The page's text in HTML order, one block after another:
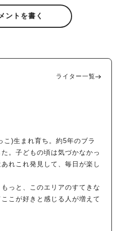
ントを書く
ライター一覧
こ)生まれ育ち。約5年のブラ
。子どもの頃は気づかなかっ
れこれ発見して、毎日が楽し
っと、このエリアのすてきな
こが好きと感じる人が増えて